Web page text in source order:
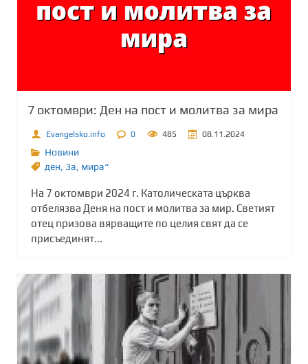
7 октомври: Ден на пост и молитва за мира
Evangelsko.info 0 485 08.11.2024
Новини
ден, Зa, мира“
На 7 октомври 2024 г. Католическата църква
отбелязва Деня на пост и молитва за мир. Светият
отец призова вярващите по целия свят да се
присъединят...